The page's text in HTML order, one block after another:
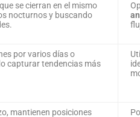
se cierran en el mismo
nocturnos y buscando
por varios días o
capturar tendencias más
mantienen posiciones